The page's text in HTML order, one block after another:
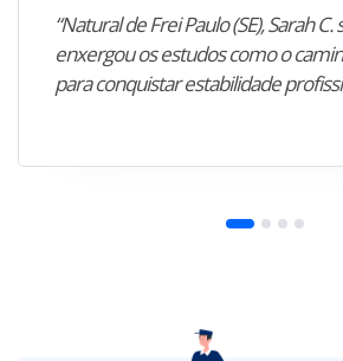
“Natural de Frei Paulo (SE), Sarah
enxergou os estudos como o
para conquistar estabilidade